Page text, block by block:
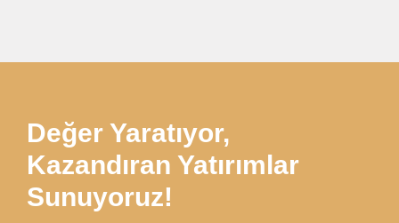
Değer Yaratıyor,
Kazandıran Yatırımlar
Sunuyoruz!